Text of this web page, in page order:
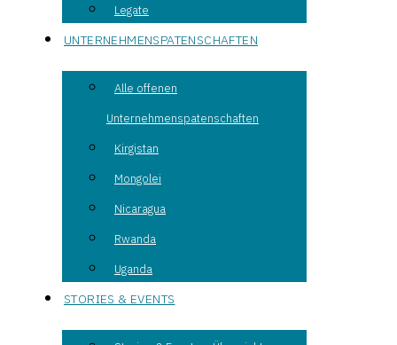
Legate
UNTERNEHMENSPATENSCHAFTEN
Alle offenen
Unternehmenspatenschaften
Kirgistan
Mongolei
Nicaragua
Rwanda
Uganda
STORIES & EVENTS